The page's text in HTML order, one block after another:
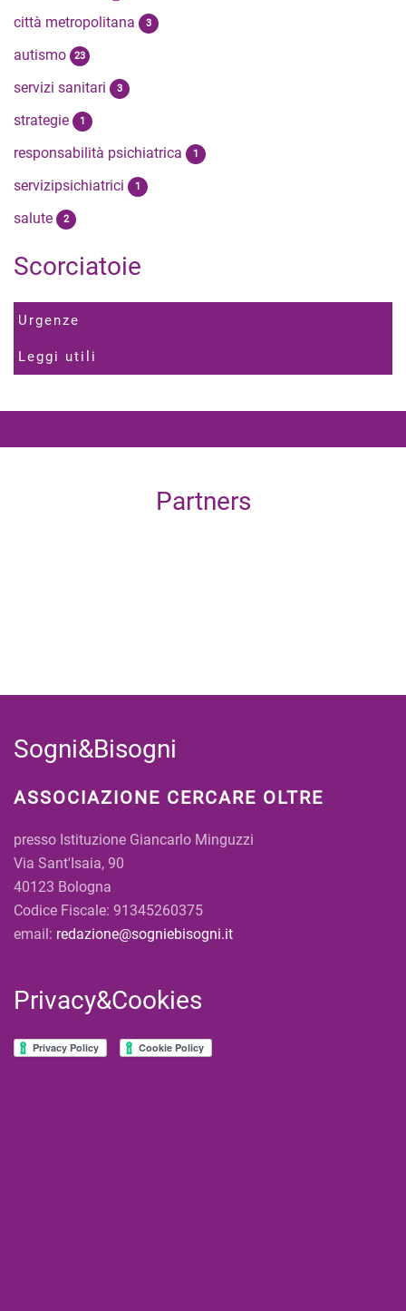
città metropolitana 3
autismo 23
servizi sanitari 3
strategie 1
responsabilità psichiatrica 1
servizipsichiatrici 1
salute 2
Scorciatoie
Urgenze
Leggi utili
Partners
Sogni&Bisogni
ASSOCIAZIONE CERCARE OLTRE
presso Istituzione Giancarlo Minguzzi
Via Sant'Isaia, 90
40123 Bologna
Codice Fiscale: 91345260375
email: redazione@sogniebisogni.it
Privacy&Cookies